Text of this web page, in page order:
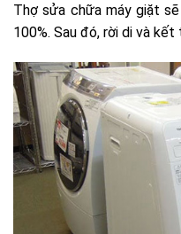
Thợ sửa chữa máy giặt
100%. Sau đó, rời di và kết